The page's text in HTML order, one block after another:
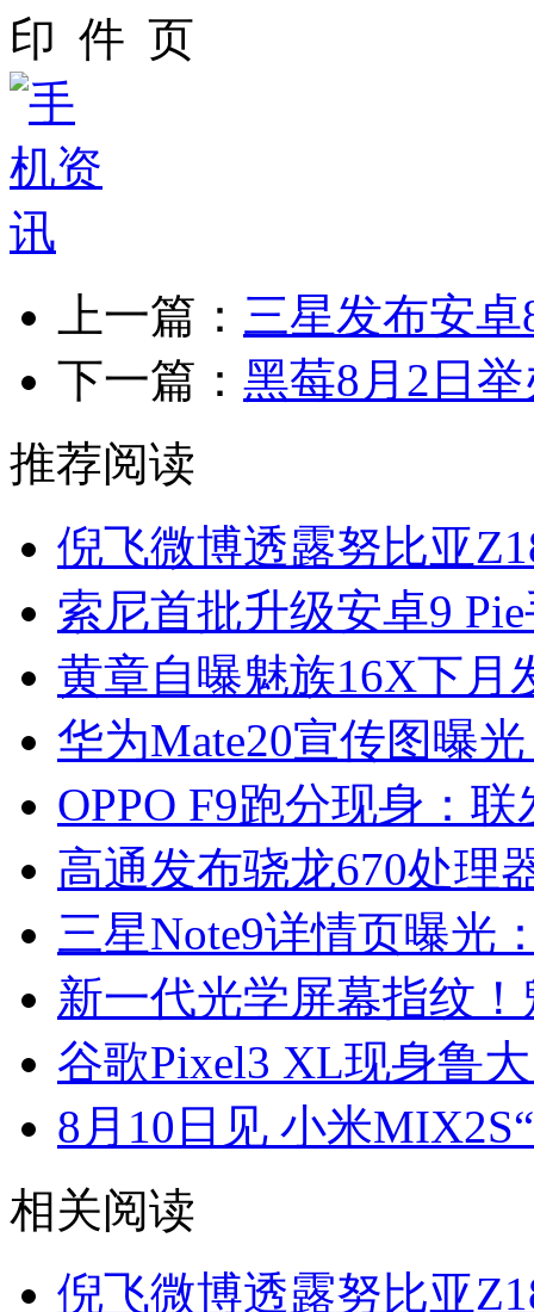
上一篇： 三星发布安
下一篇： 黑莓8月2日
推荐阅读
倪飞微博透露努比亚
索尼首批升级安卓9
黄章自曝魅族16X下月
华为Mate20宣传图曝
OPPO F9跑分现身：
高通发布骁龙670处理
三星Note9详情页曝光
新一代光学屏幕指纹
谷歌Pixel3 XL现身鲁
8月10日见 小米
相关阅读
倪飞微博透露努比亚